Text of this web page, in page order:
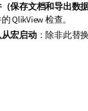
保存文档和导出数据
QlikView 检查。
宏启动：除非此替